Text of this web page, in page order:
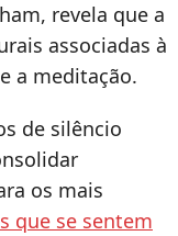
revela que a
associadas à
a meditação.
de silêncio
os mais
que se sentem